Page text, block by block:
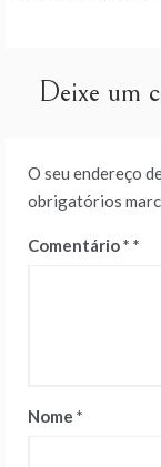
Deixe um
O seu endereço
obrigatórios
Comentário*
Nome *